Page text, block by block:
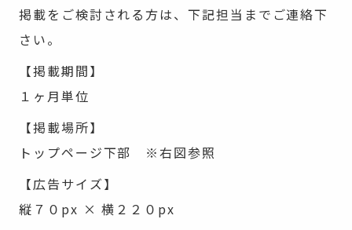
掲載をご検討される方は、下記担当までご連絡下
さい。
【掲載期間】
１ヶ月単位
【掲載場所】
トップページ下部 ※右図参照
【広告サイズ】
縦７０px × 横２２０px